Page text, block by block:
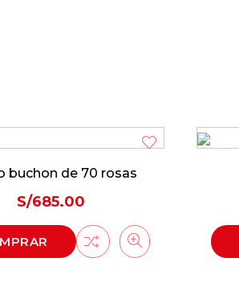
buchon de 70 rosas
S/685.00